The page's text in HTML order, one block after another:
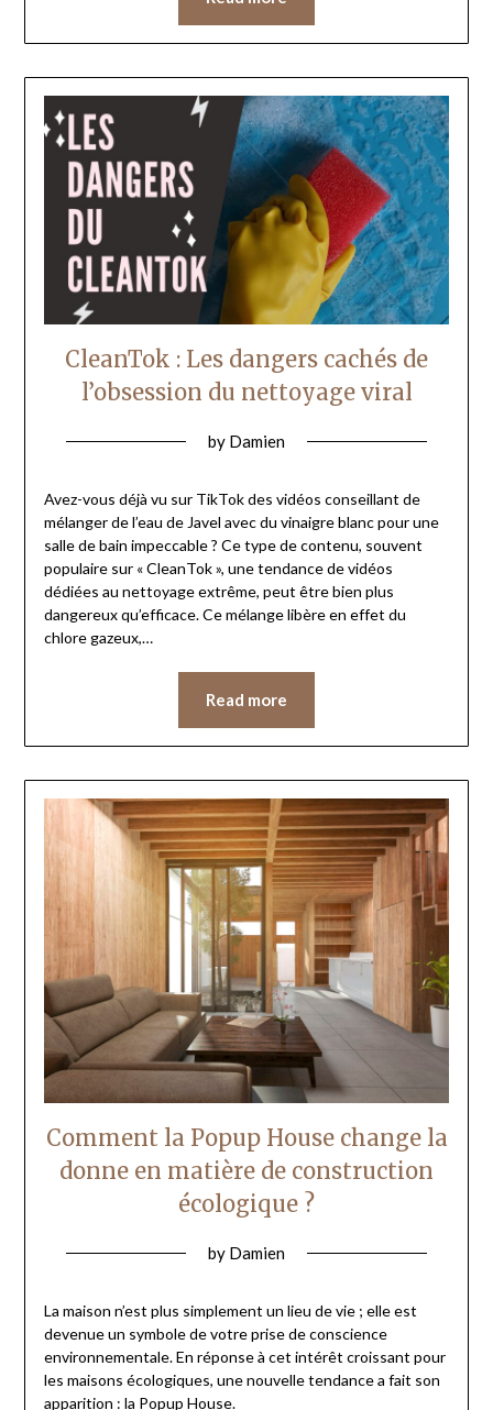
CleanTok : Les dangers cachés de
l’obsession du nettoyage viral
by Damien
Avez-vous déjà vu sur TikTok des vidéos conseillant de
mélanger de l’eau de Javel avec du vinaigre blanc pour une
salle de bain impeccable ? Ce type de contenu, souvent
populaire sur « CleanTok », une tendance de vidéos
dédiées au nettoyage extrême, peut être bien plus
dangereux qu’efficace. Ce mélange libère en effet du
chlore gazeux,…
Read more
Comment la Popup House change la
donne en matière de construction
écologique ?
by Damien
La maison n’est plus simplement un lieu de vie ; elle est
devenue un symbole de votre prise de conscience
environnementale. En réponse à cet intérêt croissant pour
les maisons écologiques, une nouvelle tendance a fait son
apparition : la Popup House.